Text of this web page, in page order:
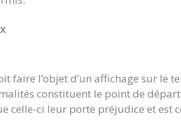
faire l’objet d’un affichage sur le
constituent le point de
celle-ci leur porte préjudice et est